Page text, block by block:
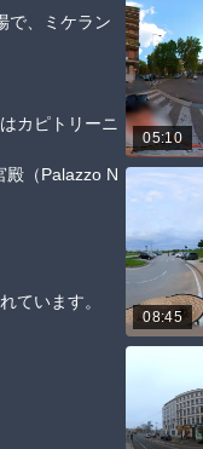
で、ミケラン
カピトリーニ
殿（Palazzo N
ています。
05:10
08:45